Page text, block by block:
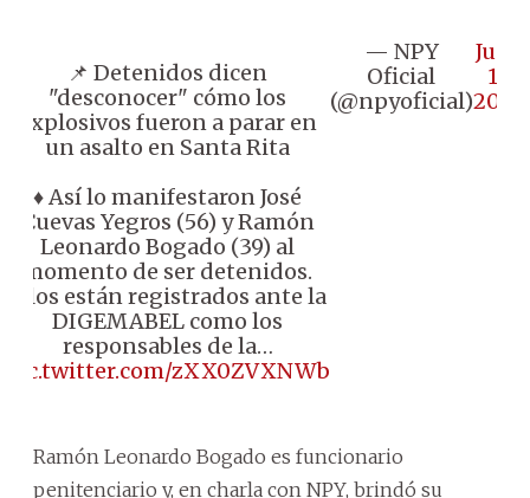
📌 Detenidos dicen
"desconocer" cómo los
explosivos fueron a parar en
un asalto en Santa Rita
♦️ Así lo manifestaron José
Cuevas Yegros (56) y Ramón
Leonardo Bogado (39) al
momento de ser detenidos.
Ellos están registrados ante la
DIGEMABEL como los
responsables de la…
pic.twitter.com/zXX0ZVXNWb
— NPY
Oficial
(@npyoficial)
June
17,
2026
Ramón Leonardo Bogado es funcionario
penitenciario y, en charla con NPY, brindó su